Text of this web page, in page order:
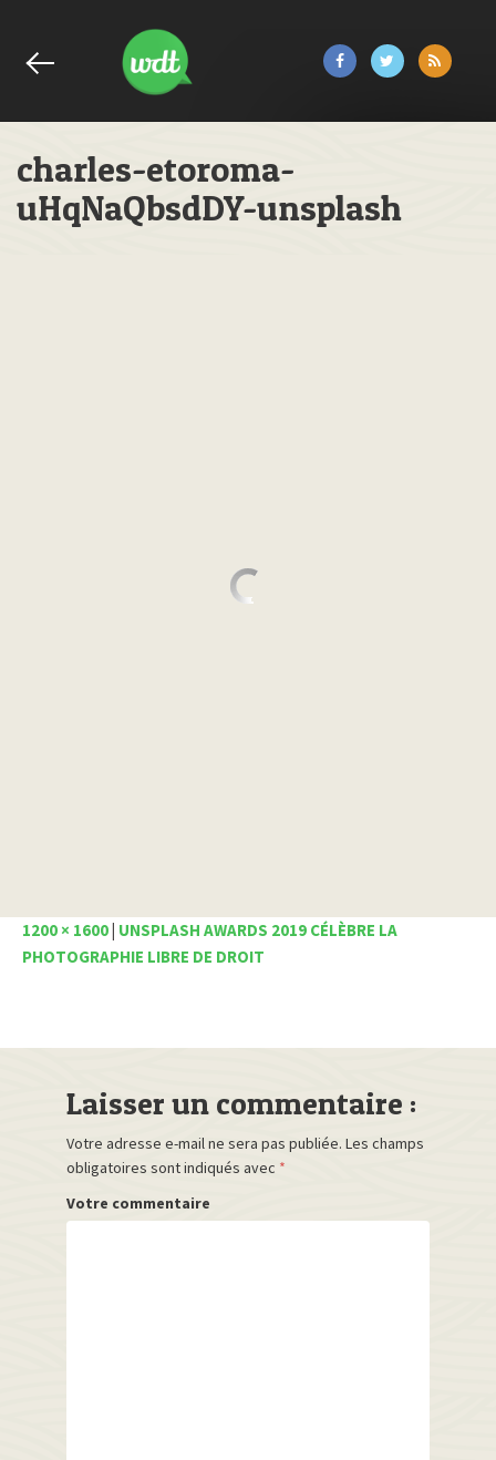
charles-etoroma-
uHqNaQbsdDY-unsplash
1200 × 1600| UNSPLASH AWARDS 2019 CÉLÈBRE LA
PHOTOGRAPHIE LIBRE DE DROIT
Laisser un commentaire :
Votre adresse e-mail ne sera pas publiée. Les champs
obligatoires sont indiqués avec *
Votre commentaire